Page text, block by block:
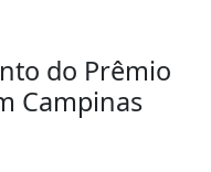
do Prêmio
Campinas